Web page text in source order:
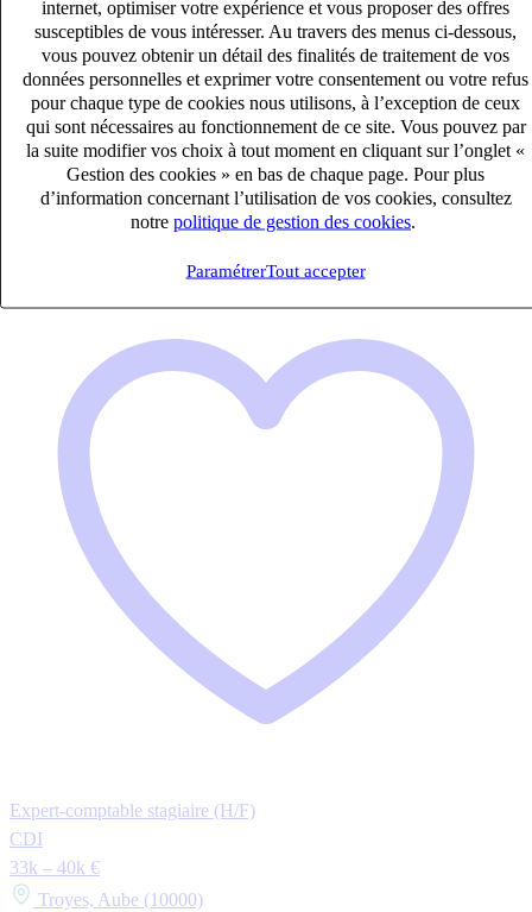
internet, optimiser votre expérience et vous proposer des offres
susceptibles de vous intéresser. Au travers des menus ci-dessous,
vous pouvez obtenir un détail des finalités de traitement de vos
données personnelles et exprimer votre consentement ou votre refus
pour chaque type de cookies nous utilisons, à l’exception de ceux
qui sont nécessaires au fonctionnement de ce site. Vous pouvez par
la suite modifier vos choix à tout moment en cliquant sur l’onglet «
Gestion des cookies » en bas de chaque page. Pour plus
d’information concernant l’utilisation de vos cookies, consultez
notre politique de gestion des cookies
ParamétrerTout accepter
Expert-comptable (H/F)
CDI
33k – 40k €
Saint-Brieuc, Côtes-d'Armor (22000)
Publié le 08/08/2026
Expert-comptable stagiaire (H/F)
CDI
33k – 40k €
Troyes, Aube (10000)